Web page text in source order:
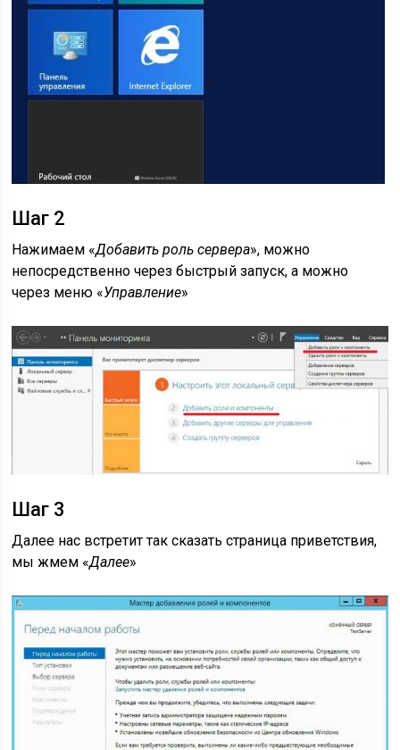
Шаг 2
Нажимаем «Добавить роль сервера», можно
непосредственно через быстрый запуск, а можно
через меню «Управление»
Шаг 3
Далее нас встретит так сказать страница приветствия,
мы жмем «Далее»